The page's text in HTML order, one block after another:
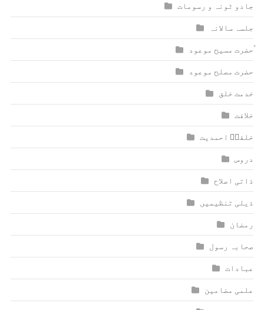
جادو ٹونہ و رسومات
جلسہ سالانہ
ٰؑحضرت مسیح موعود
حضرت مصلح موعود
خدمت خلق
خلافت
خلفاؑ احمدیت
دروس
ذاتی اصلاح
ذیلی تنظیمیں
رمضان
صحابہ رسول
عبادات
علمی مضامین